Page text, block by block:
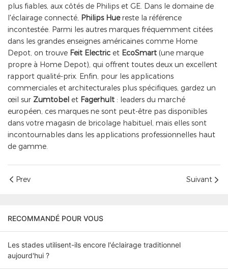
plus fiables, aux côtés de Philips et GE. Dans le domaine de
l'éclairage connecté, Philips Huereste la référence
incontestée. Parmi les autres marques fréquemment citées
dans les grandes enseignes américaines comme Home
Depot, on trouve Feit Electric et EcoSmart (une marque
propre à Home Depot), qui offrent toutes deux un excellent
rapport qualité-prix. Enfin, pour les applications
commerciales et architecturales plus spécifiques, gardez un
œil sur Zumtobel et Fagerhult : leaders du marché
européen, ces marques ne sont peut-être pas disponibles
dans votre magasin de bricolage habituel, mais elles sont
incontournables dans les applications professionnelles haut
de gamme.
Prev Suivant
RECOMMANDÉ POUR VOUS
Les stades utilisent-ils encore l'éclairage traditionnel
aujourd'hui ?